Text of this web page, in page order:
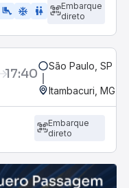
airline_seat_legroom_extra ac_unit wc
Embarque
direto
17:40 São Paulo, SP -
Itambacuri, MG
Embarque
direto